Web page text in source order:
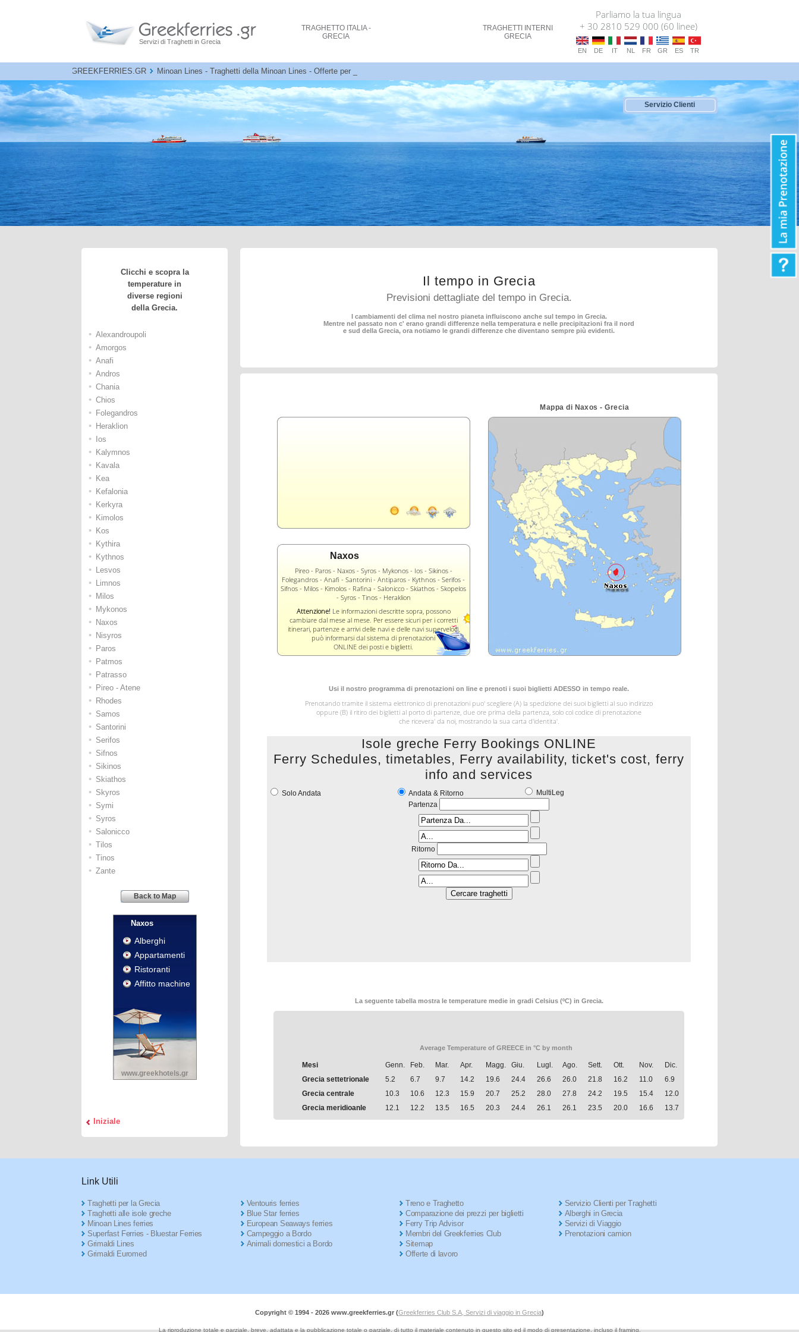
Servizi di Traghetti in Grecia
TRAGHETTO ITALIA -
GRECIA
TRAGHETTI
INTERNI
GRECIA
Parliamo la tua lingua
+ 30 2810 529 000 (60 linee)
EN DE IT NL FR GR ES TR
GREEKFERRIES.GR Minoan Lines - Traghetti della Minoan Lines - Offerte per traghetti - Ancona, Venezia - Grecia
Servizio Clienti
Clicchi e scopra la
temperature in
diverse regioni
della Grecia.
• Alexandroupoli
• Amorgos
• Anafi
• Andros
• Chania
• Chios
• Folegandros
• Heraklion
• Ios
• Kalymnos
• Kavala
• Kea
• Kefalonia
• Kerkyra
• Kimolos
• Kos
• Kythira
• Kythnos
• Lesvos
• Limnos
• Milos
• Mykonos
• Naxos
• Nisyros
• Paros
• Patmos
• Patrasso
• Pireo - Atene
• Rhodes
• Samos
• Santorini
• Serifos
• Sifnos
• Sikinos
• Skiathos
• Skyros
• Symi
• Syros
• Salonicco
• Tilos
• Tinos
• Zante
Back to Map
Naxos
Alberghi
Appartamenti
Ristoranti
Affitto machine
www.greekhotels.gr
Iniziale
Il tempo in Grecia
Previsioni dettagliate del tempo in Grecia.
I cambiamenti del clima nel nostro pianeta influiscono anche sul tempo in Grecia.
Mentre nel passato non c' erano grandi differenze nella temperatura e nelle precipitazioni fra il nord
e sud della Grecia, ora notiamo le grandi differenze che diventano sempre più evidenti.
Naxos
Pireo - Paros - Naxos - Syros - Mykonos - Ios - Sikinos -
Folegandros - Anafi - Santorini - Antiparos - Kythnos - Serifos -
Sifnos - Milos - Kimolos - Rafina - Salonicco - Skiathos - Skopelos
- Syros - Tinos - Heraklion
Attenzione! Le informazioni descritte sopra, possono
cambiare dal mese al mese. Per essere sicuri per i corretti
itinerari, partenze e arrivi delle navi e delle navi superveloci,
può informarsi dal sistema di prenotazioni
ONLINE dei posti e biglietti.
Mappa di Naxos - Grecia
Usi il nostro programma di prenotazioni on line e prenoti i suoi biglietti ADESSO in tempo reale.
Prenotando tramite il sistema elettronico di prenotazioni puo' scegliere (A) la spedizione dei suoi biglietti al suo indirizzo
oppure (B) il ritiro dei biglietti al porto di partenze, due ore prima della partenza, solo col codice di prenotazione
che ricevera' da noi, mostrando la sua carta d'identita'.
Isole greche Ferry Bookings ONLINE
Ferry Schedules, timetables, Ferry availability, ticket's cost, ferry
info and services
Solo Andata Andata & Ritorno
MultiLeg
Partenza
Ritorno
La seguente tabella mostra le temperature medie in gradi Celsius (ºC) in Grecia.
Average Temperature of GREECE in °C by month
Mesi Genn. Feb. Mar. Apr. Magg. Giu. Lugl. Ago. Sett. Ott. Nov.
Dic.
Grecia settetrionale
5.2 6.7 9.7 14.2 19.6 24.4 26.6 26.0 21.8 16.2 11.0
6.9
Grecia centrale
10.3 10.6 12.3 15.9 20.7 25.2 28.0 27.8 24.2 19.5 15.4
12.0
Grecia meridioanle
12.1 12.2 13.5 16.5 20.3 24.4 26.1 26.1 23.5 20.0 16.6 13.7
Link Utili
Traghetti per la Grecia
Traghetti alle isole greche
Minoan Lines ferries
Superfast Ferries - Bluestar Ferries
Grimaldi Lines
Grimaldi Euromed
Ventouris ferries
Blue Star ferries
European Seaways ferries
Campeggio a Bordo
Animali domestici a Bordo
Treno e Traghetto
Comparazione dei prezzi per biglietti
Ferry Trip Advisor
Membri del Greekferries Club
Sitemap
Offerte di lavoro
Servizio Clienti per Traghetti
Alberghi in Grecia
Servizi di Viaggio
Prenotazioni camion
Copyright © 1994 - 2026 www.greekferries.gr (Greekferries Club S.A, Servizi di viaggio in Grecia)
La riproduzione totale e parziale, breve, adattata e la pubblicazione totale o parziale, di tutto il materiale contenuto in questo sito ed il modo di presentazione, incluso il framing,